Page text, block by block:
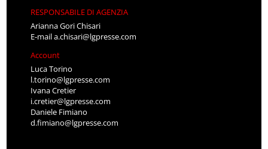
RESPONSABILE DI AGENZIA
Arianna Gori Chisari
E-maila.chisari@lgpresse.com
Account
Luca Torino
l.torino@lgpresse.com
Ivana Cretier
i.cretier@lgpresse.com
Daniele Fimiano
d.fimiano@lgpresse.com